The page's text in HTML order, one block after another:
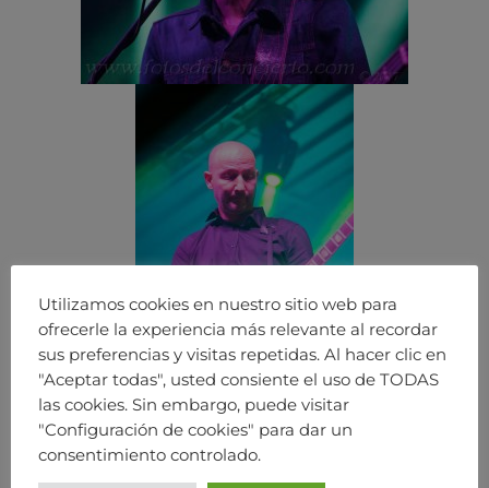
Utilizamos cookies en nuestro sitio web para
ofrecerle la experiencia más relevante al recordar
sus preferencias y visitas repetidas. Al hacer clic en
"Aceptar todas", usted consiente el uso de TODAS
las cookies. Sin embargo, puede visitar
"Configuración de cookies" para dar un
consentimiento controlado.